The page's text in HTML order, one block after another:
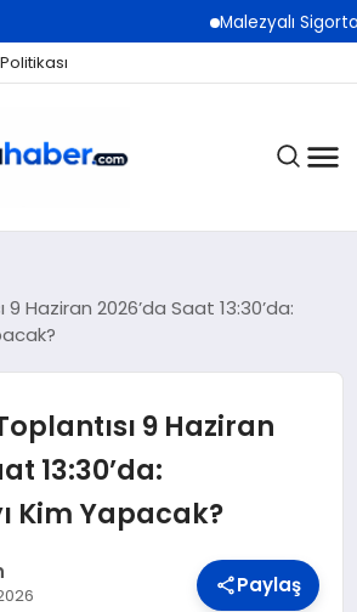
Malezyalı Sigorta
9 Haziran 2026’da Saat 13:30’da:
9 Haziran
13:30’da:
Kim Yapacak?
Paylaş